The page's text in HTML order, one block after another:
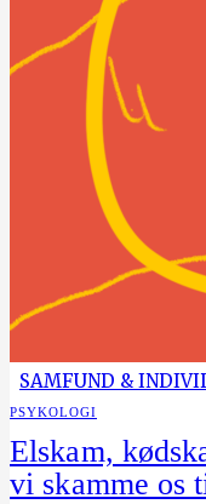
SAMFUND &
PSYKOLOGI
Elskam,
vi skamme os